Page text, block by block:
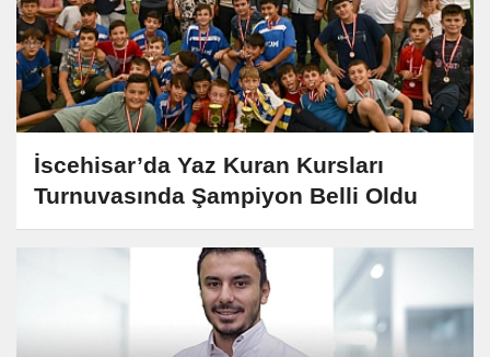
İscehisar’da Yaz Kuran Kursları
Turnuvasında Şampiyon Belli Oldu